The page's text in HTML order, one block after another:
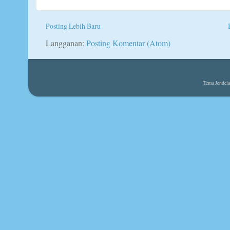
Posting Lebih Baru
Langganan:Posting Komentar (Atom)
Tema